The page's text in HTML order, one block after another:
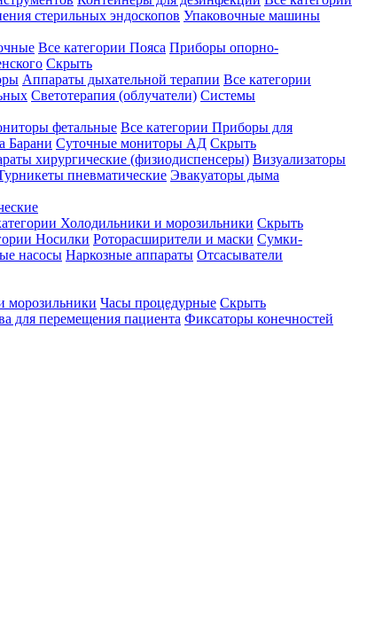
стерильных эндоскопов Упаковочные машины
Все категории Пояса Приборы опорно-
Скрыть
Аппараты дыхательной терапии Все категории
Светотерапия (облучатели) Системы
фетальные Все категории Приборы для
Барани Суточные мониторы АД Скрыть
хирургические (физиодиспенсеры) Визуализаторы
пневматические Эвакуаторы дыма
Холодильники и морозильники Скрыть
Носилки Роторасширители и маски Сумки-
насосы Наркозные аппараты Отсасыватели
морозильники Часы процедурные Скрыть
для перемещения пациента Фиксаторы конечностей